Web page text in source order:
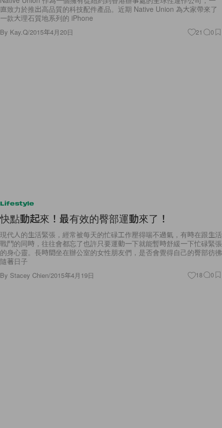
直致力於推出高品質的科技配件產品。近期 Native Union 為大家帶來了
一款大理石質地系列的 iPhone
By Kay.Q/2015年4月20日 21 0
Lifestyle
快點動起來！最有效的臀部運動來了！
現代人的生活緊張，經常被每天的忙碌工作壓得喘不過氣，有時在跟生活
戰鬥的同時，往往會都忘了也許只要運動一下就能暫時舒緩一下忙碌緊張
的身心靈。長時間坐在辦公室的女性朋友們，是否會覺得自己的臀部彷彿
隨著日子
By Stacey Chien/2015年4月19日 18 0